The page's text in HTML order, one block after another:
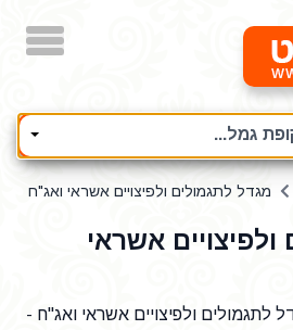
גמל...
מגדל לתגמולים ולפיצויים אשראי ואג"ח
אשראי
לתגמולים ולפיצויים אשראי ואג"ח -